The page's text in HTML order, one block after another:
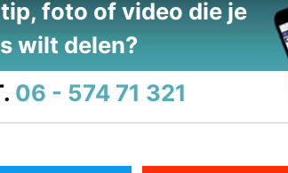
foto of video die je
wilt delen?
06 - 574 71 321